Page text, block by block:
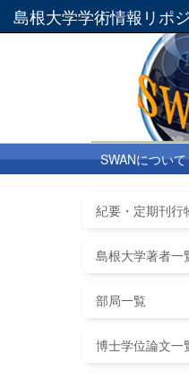
島根大学学術情報リポ
SWANについて
紀要・定期刊行
島根大学著者一
部局一覧
博士学位論文一